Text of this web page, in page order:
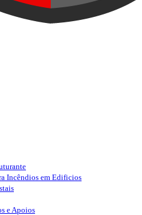
Incêndios em Edificios
e Apoios